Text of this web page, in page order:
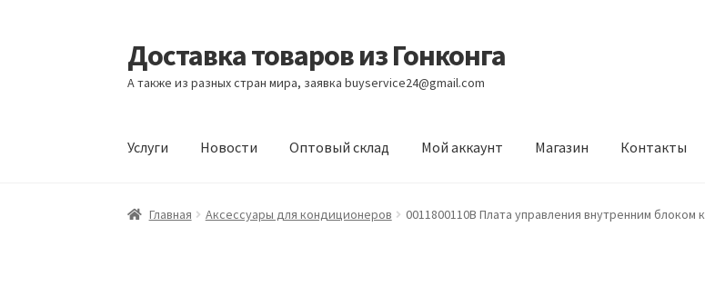
Перейти
к
навигации
Перейти
к
содержимому
Доставка товаров из Гонконга
А также из разных стран мира, заявка buyservice24@gmail.com
Услуги Новости Оптовый склад Мой аккаунт Магазин Контакты
Главная Контакты Новости Оптовый склад Оформление заказа
Главная Аксессуары для кондиционеров 0011800110B Плата управления внутренним